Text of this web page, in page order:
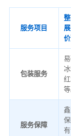
服务项目
价
包装服务
等
服务保障